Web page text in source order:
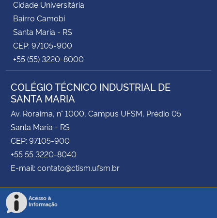
Cidade Universitária
Bairro Camobi
Santa Maria - RS
CEP: 97105-900
+55 (55) 3220-8000
COLÉGIO TÉCNICO INDUSTRIAL DE
SANTA MARIA
Av. Roraima, n° 1000, Campus UFSM, Prédio 05
Santa Maria - RS
CEP: 97105-900
+55 55 3220-8040
E-mail: contato@ctism.ufsm.br
Acesso à
Informação